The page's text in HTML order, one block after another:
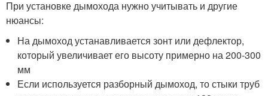
При установке дымохода нужно учитывать и другие
нюансы:
На дымоход устанавливается зонт или дефлектор,
который увеличивает его высоту примерно на 200-300
мм
Если используется разборный дымоход, то стыки труб